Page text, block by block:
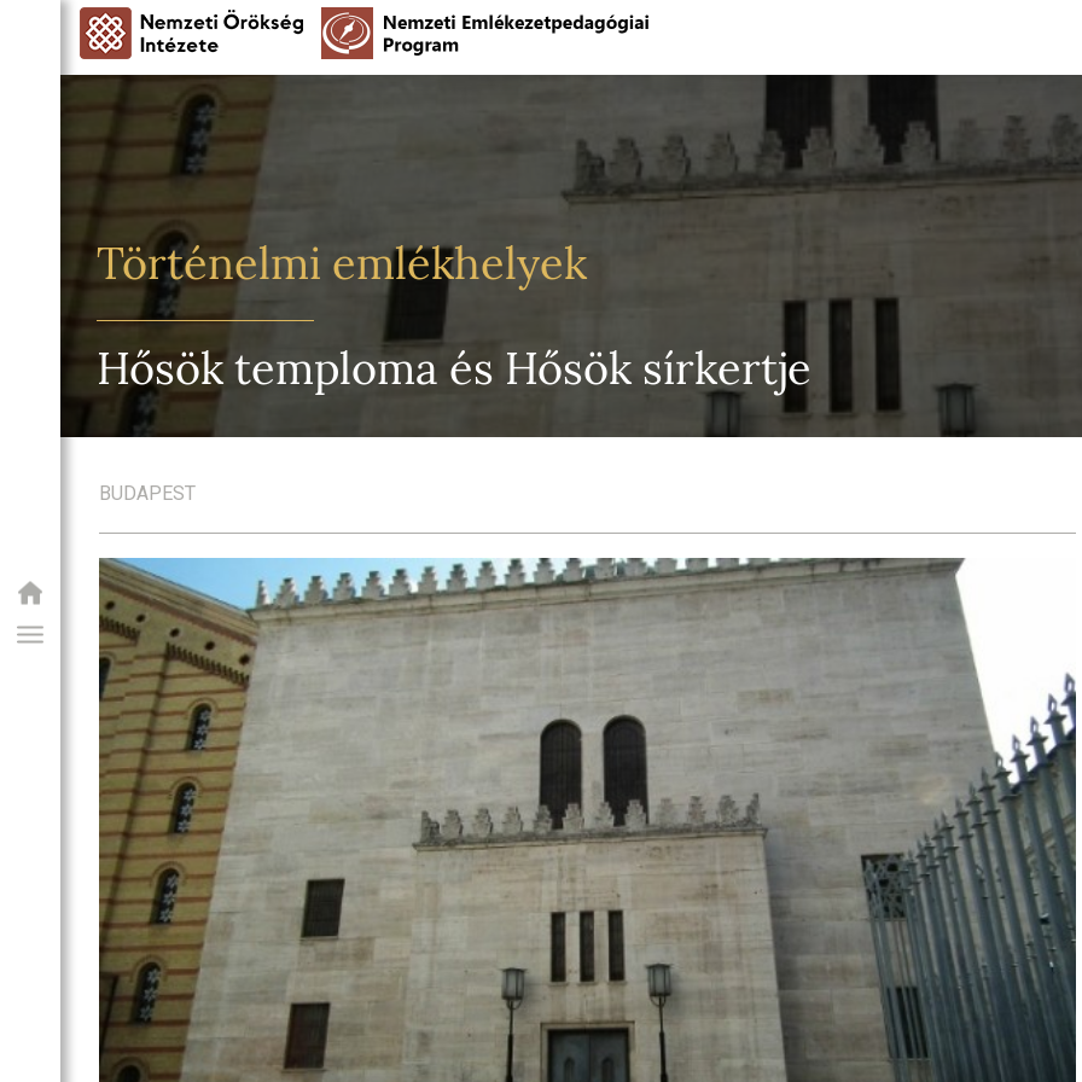
Történelmi emlékhelyek
Hősök temploma és Hősök sírkertje
BUDAPEST
sírkertje